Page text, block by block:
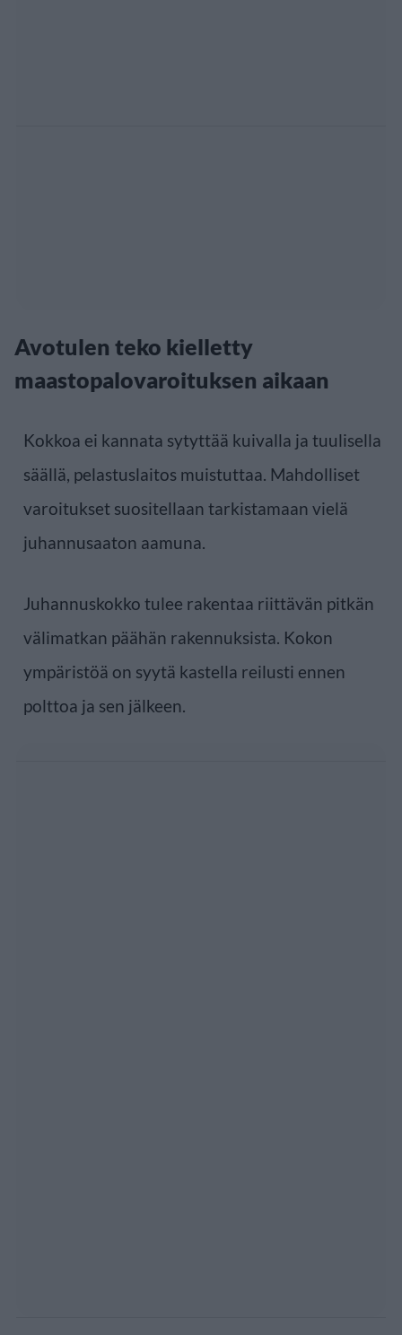
Avotulen teko kielletty
maastopalovaroituksen aikaan
Kokkoa ei kannata sytyttää kuivalla ja tuulisella
säällä, pelastuslaitos muistuttaa. Mahdolliset
varoitukset suositellaan tarkistamaan vielä
juhannusaaton aamuna.
Juhannuskokko tulee rakentaa riittävän pitkän
välimatkan päähän rakennuksista. Kokon
ympäristöä on syytä kastella reilusti ennen
polttoa ja sen jälkeen.